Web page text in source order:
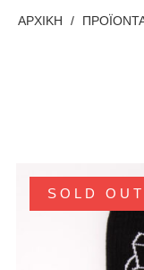
ΑΡΧΙΚΗ /
SOLD OUT